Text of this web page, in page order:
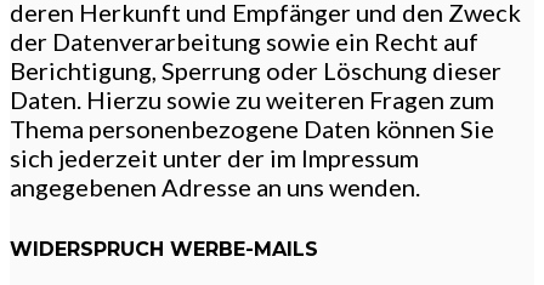
deren Herkunft und Empfänger und den Zweck
der Datenverarbeitung sowie ein Recht auf
Berichtigung, Sperrung oder Löschung dieser
Daten. Hierzu sowie zu weiteren Fragen zum
Thema personenbezogene Daten können Sie
sich jederzeit unter der im Impressum
angegebenen Adresse an uns wenden.
WIDERSPRUCH WERBE-MAILS